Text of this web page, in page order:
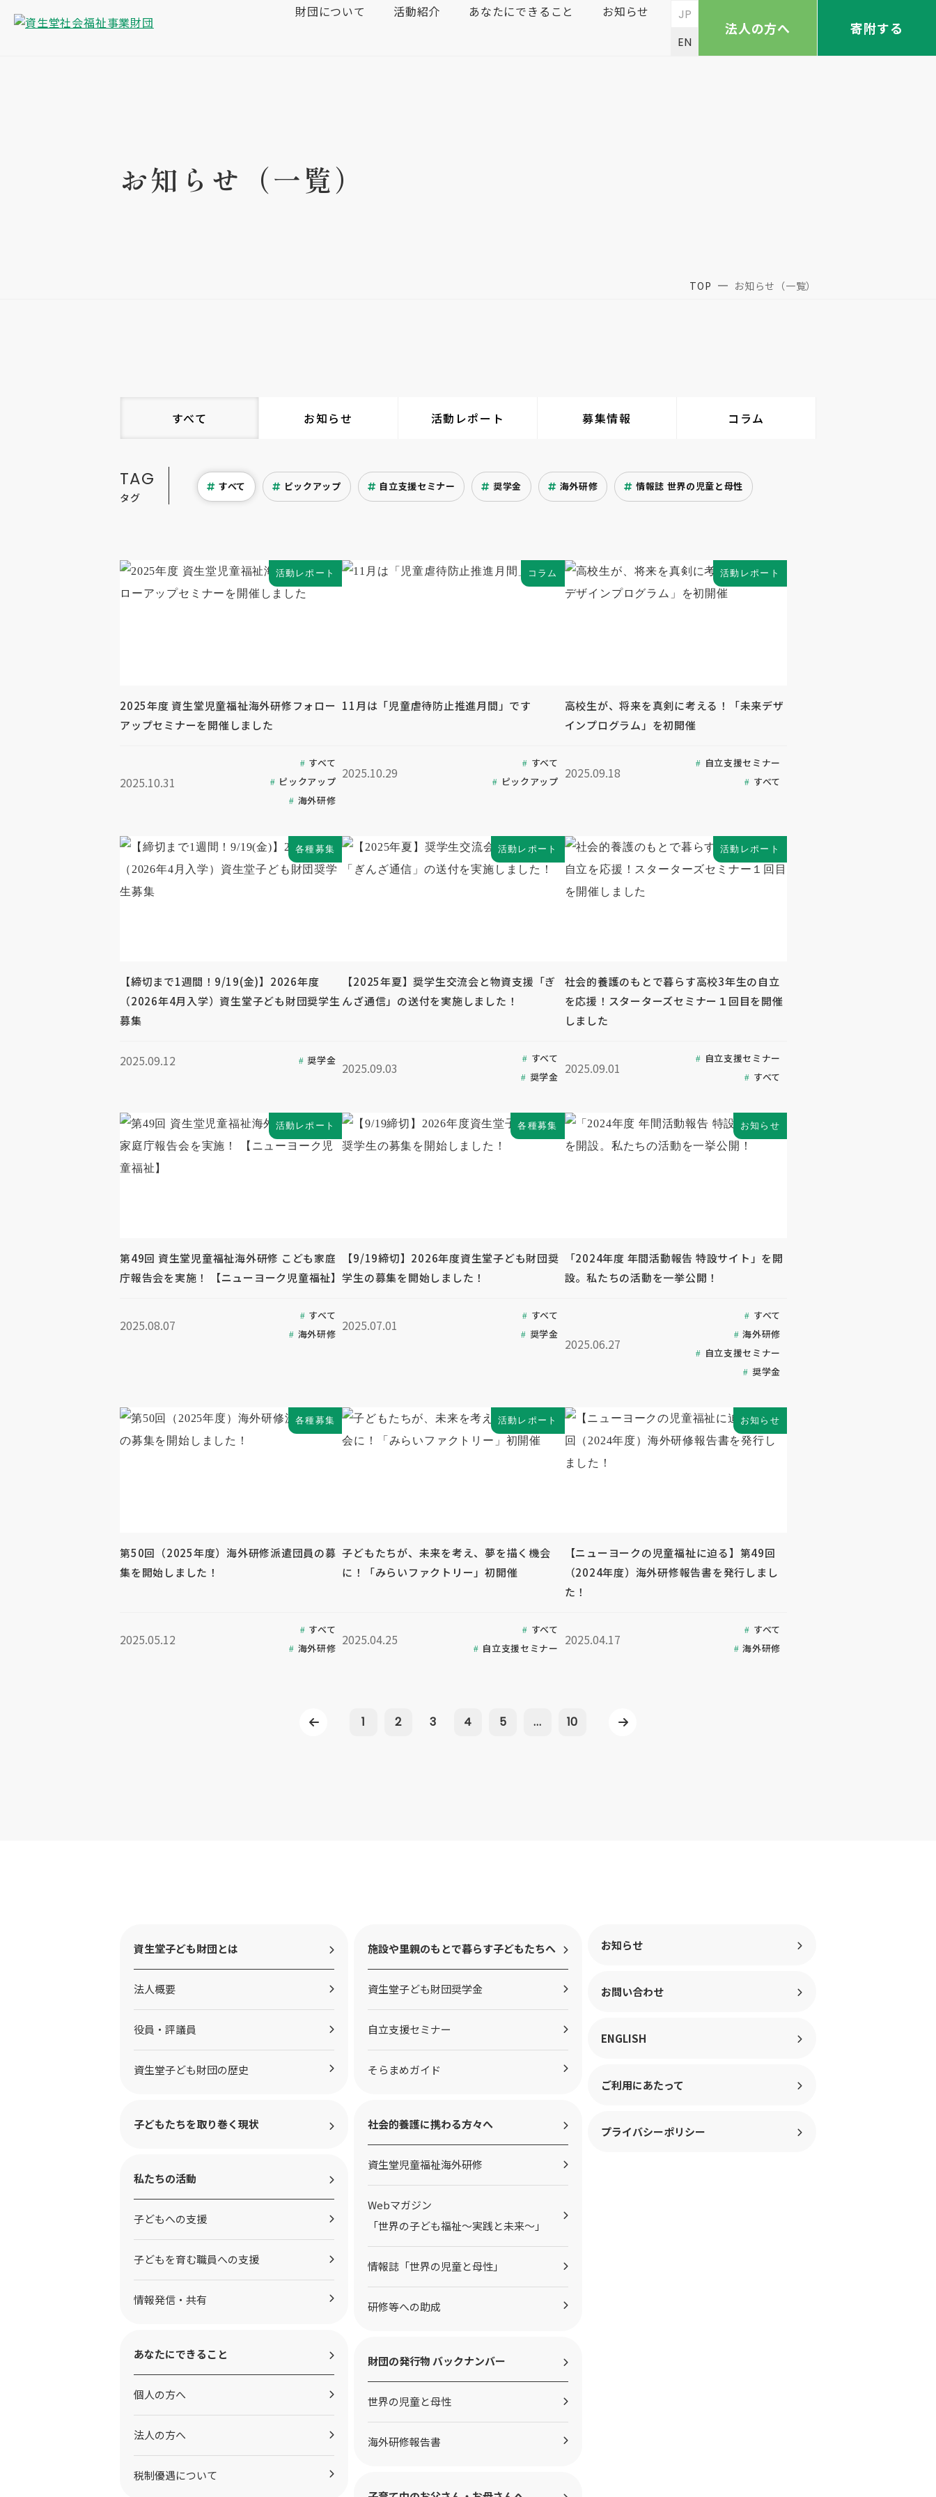
財団について 活動紹介 あなたにできること お知らせ
JP
EN
法人の方へ 寄附する
お知らせ（一覧）
TOP お知らせ（一覧）
すべて お知らせ 活動レポート 募集情報 コラム
TAG
タグ
すべて ピックアップ 自立支援セミナー 奨学金 海外研修 情報誌 世界の児童と母性
活動レポート
2025年度 資生堂児童福祉海外研修フォロー
アップセミナーを開催しました
2025.10.31
すべて
ピックアップ
海外研修
コラム
11月は「児童虐待防止推進月間」です
2025.10.29
すべて
ピックアップ
活動レポート
高校生が、将来を真剣に考える！「未来デザ
インプログラム」を初開催
2025.09.18
自立支援セミナー
すべて
各種募集
【締切まで1週間！9/19(金)】2026年度
（2026年4月入学）資生堂子ども財団奨学生
募集
2025.09.12 奨学金
活動レポート
【2025年夏】奨学生交流会と物資支援「ぎ
んざ通信」の送付を実施しました！
2025.09.03
すべて
奨学金
活動レポート
社会的養護のもとで暮らす高校3年生の自立
を応援！スターターズセミナー１回目を開催
しました
2025.09.01
自立支援セミナー
すべて
活動レポート
第49回 資生堂児童福祉海外研修 こども家庭
庁報告会を実施！ 【ニューヨーク児童福祉】
2025.08.07
すべて
海外研修
各種募集
【9/19締切】2026年度資生堂子ども財団奨
学生の募集を開始しました！
2025.07.01
すべて
奨学金
お知らせ
「2024年度 年間活動報告 特設サイト」を開
設。私たちの活動を一挙公開！
2025.06.27
すべて
海外研修
自立支援セミナー
奨学金
各種募集
第50回（2025年度）海外研修派遣団員の募
集を開始しました！
2025.05.12
すべて
海外研修
活動レポート
子どもたちが、未来を考え、夢を描く機会
に！「みらいファクトリー」初開催
2025.04.25
すべて
自立支援セミナー
お知らせ
【ニューヨークの児童福祉に迫る】第49回
（2024年度）海外研修報告書を発行しまし
た！
2025.04.17
すべて
海外研修
1 2 3 4 5 ... 10
資生堂子ども財団とは
法人概要
役員・評議員
資生堂子ども財団の歴史
子どもたちを取り巻く現状
私たちの活動
⼦どもへの⽀援
子どもを育む職員への支援
情報発信・共有
あなたにできること
個人の方へ
法人の方へ
税制優遇について
施設や里親のもとで暮らす子どもたちへ
資生堂子ども財団奨学金
自立支援セミナー
そらまめガイド
社会的養護に携わる方々へ
資生堂児童福祉海外研修
Webマガジン
「世界の子ども福祉～実践と未来～」
情報誌「世界の児童と母性」
研修等への助成
財団の発行物 バックナンバー
世界の児童と母性
海外研修報告書
お知らせ
お問い合わせ
ENGLISH
ご利用にあたって
プライバシーポリシー